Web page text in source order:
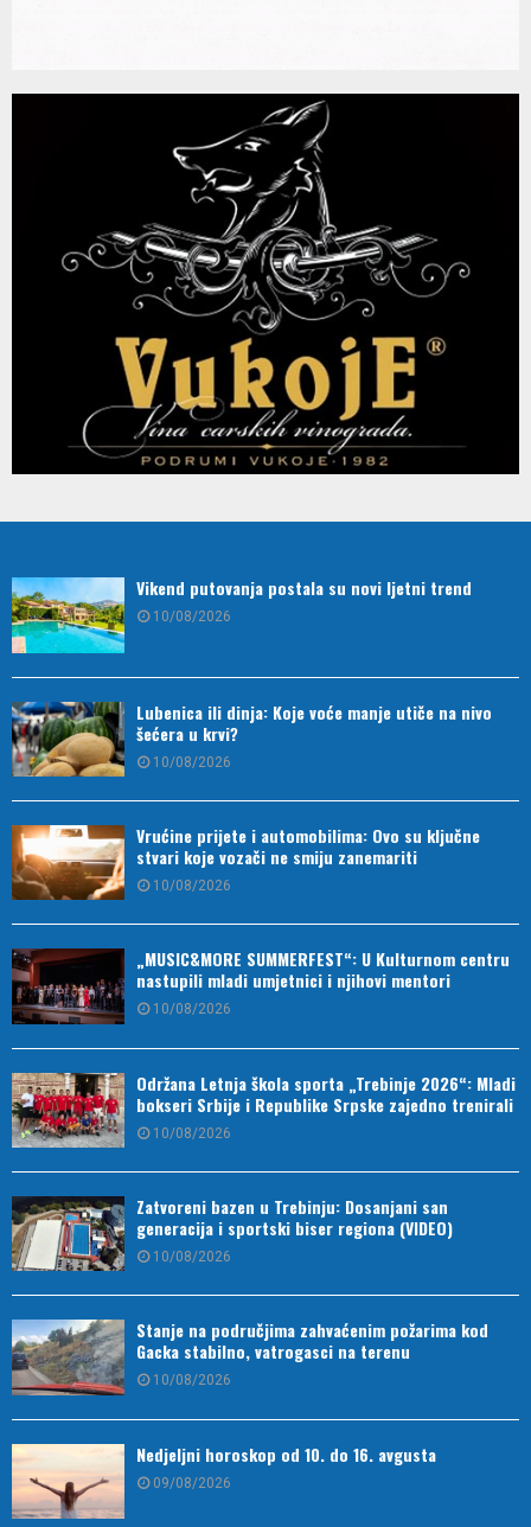
Vikend putovanja postala su novi ljetni trend
10/08/2026
Lubenica ili dinja: Koje voće manje utiče na nivo
šećera u krvi?
10/08/2026
Vrućine prijete i automobilima: Ovo su ključne
stvari koje vozači ne smiju zanemariti
10/08/2026
„MUSIC&MORE SUMMERFEST“: U Kulturnom centru
nastupili mladi umjetnici i njihovi mentori
10/08/2026
Održana Letnja škola sporta „Trebinje 2026“: Mladi
bokseri Srbije i Republike Srpske zajedno trenirali
10/08/2026
Zatvoreni bazen u Trebinju: Dosanjani san
generacija i sportski biser regiona (VIDEO)
10/08/2026
Stanje na područjima zahvaćenim požarima kod
Gacka stabilno, vatrogasci na terenu
10/08/2026
Nedjeljni horoskop od 10. do 16. avgusta
09/08/2026